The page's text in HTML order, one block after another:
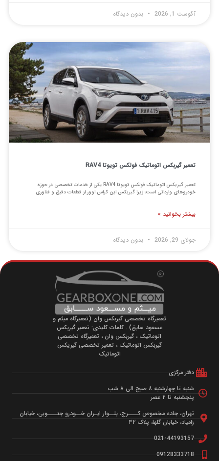
بدون دیدگاه
تعمیر گیربکس اتوماتیک فولکس تویوتا RAV4
تعمیر گیربکس اتوماتیک فولکس تویوتا RAV4 یکی از خدمات تخصصی در حوزه
خودروهای وارداتی است؛ زیرا گیربکس این کراس اوور از قطعات دقیق و فناوری
بیشتر بخوانید »
بدون دیدگاه
تعمیرگاه تخصصی گیربکس وان (تعمیرگاه میثم و
مسعود سابق) . کلمات کلیدی: تعمیر گیربکس
اتوماتیک ، گیربکس وان ، تعمیرگاه تخصصی
گیربکس اتوماتیک ، تعمیر تخصصی گیریکس
دفتر مرکزی
شنبه تا چهارشنبه ۸ صبح الی ۸ شب
پنجشنبه تا ۲ عصر
تهران، جاده مخصوص کــــرج، بلــوار ایـران خــودرو جنــــوبی، خیابان
زامیاد، خیابان گلها، پلاک ۳۲
021-44193157
09128333718